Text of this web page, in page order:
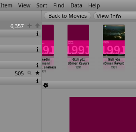
Item View Sort Find Data Help
6,357
505
View Info
Bir kadin
düsmani
(Hüseyi
… arakas)
1991
Gizli yüz
(Ömer Kavur)
1991
Gizli yüz
(Ömer Kavur)
1991